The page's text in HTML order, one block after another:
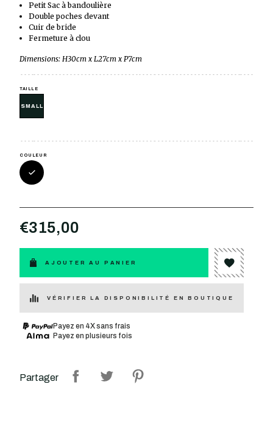
Petit Sac à bandoulière
Double poches devant
Cuir de bride
Fermeture à clou
Dimensions: H30cm x L27cm x P7cm
TAILLE
SMALL
COULEUR
€315,00
AJOUTER AU PANIER
VÉRIFIER LA DISPONIBILITÉ EN BOUTIQUE
Payez en 4X sans frais
Payez en plusieurs fois
Partager